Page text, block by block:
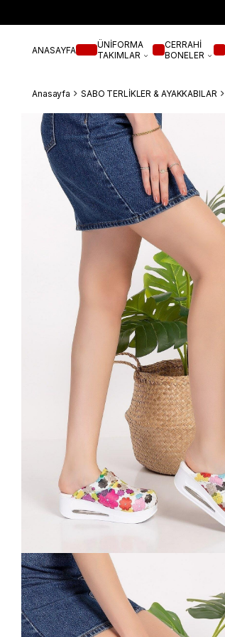
ANASAYFA
ÜNİFORMA
TAKIMLAR
CERRAHİ
BONELER
Anasayfa SABO TERLİKLER & AYAKKABILAR